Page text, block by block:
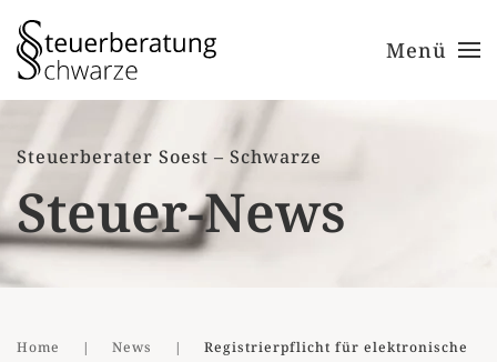
Zum Hauptinhalt springen Menü
Steuerberater Soest – Schwarze
Steuer-News
Home News
Registrierpflicht für elektronische